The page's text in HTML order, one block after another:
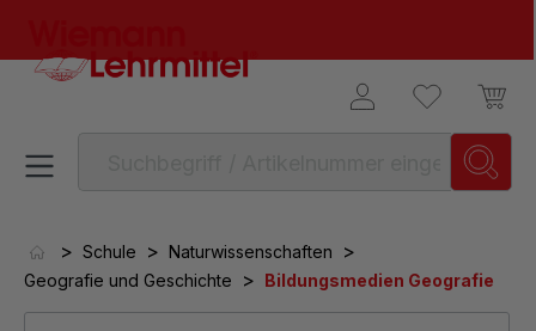
> Schule > Naturwissenschaften >
Geografie und Geschichte > Bildungsmedien Geografie